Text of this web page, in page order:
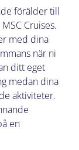
förälder till
Cruises.
med dina
när ni
ditt eget
medan dina
aktiviteter.
en